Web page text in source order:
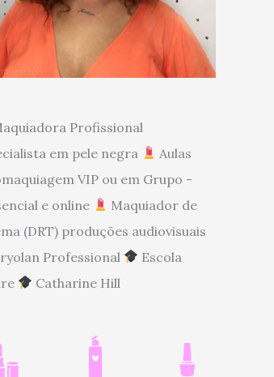
Profissional
em pele negra
Aulas
VIP ou em Grupo -
e online
Maquiador de
(DRT) produções audiovisuais
Professional
Escola
Catharine Hill